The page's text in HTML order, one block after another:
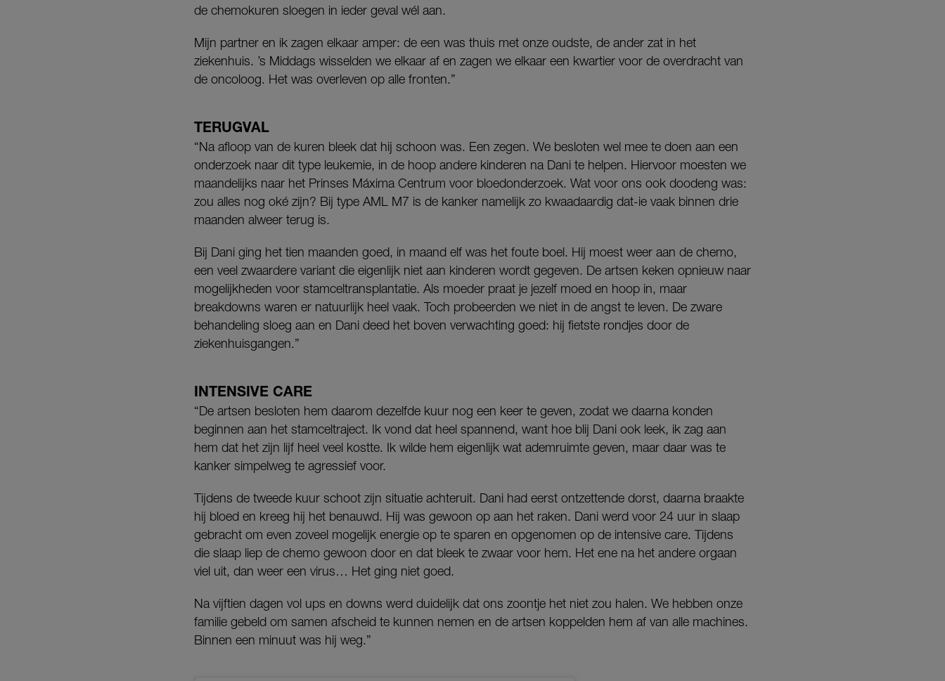
de chemokuren sloegen in ieder geval wél aan.
Mijn partner en ik zagen elkaar amper: de een was thuis met onze oudste, de ander zat in het
ziekenhuis. ’s Middags wisselden we elkaar af en zagen we elkaar een kwartier voor de overdracht van
de oncoloog. Het was overleven op alle fronten.”
TERUGVAL
“Na afloop van de kuren bleek dat hij schoon was. Een zegen. We besloten wel mee te doen aan een
onderzoek naar dit type leukemie, in de hoop andere kinderen na Dani te helpen. Hiervoor moesten we
maandelijks naar het Prinses Máxima Centrum voor bloedonderzoek. Wat voor ons ook doodeng was:
zou alles nog oké zijn? Bij type AML M7 is de kanker namelijk zo kwaadaardig dat-ie vaak binnen drie
maanden alweer terug is.
Bij Dani ging het tien maanden goed, in maand elf was het foute boel. Hij moest weer aan de chemo,
een veel zwaardere variant die eigenlijk niet aan kinderen wordt gegeven. De artsen keken opnieuw naar
mogelijkheden voor stamceltransplantatie. Als moeder praat je jezelf moed en hoop in, maar
breakdowns waren er natuurlijk heel vaak. Toch probeerden we niet in de angst te leven. De zware
behandeling sloeg aan en Dani deed het boven verwachting goed: hij fietste rondjes door de
ziekenhuisgangen.”
INTENSIVE CARE
“De artsen besloten hem daarom dezelfde kuur nog een keer te geven, zodat we daarna konden
beginnen aan het stamceltraject. Ik vond dat heel spannend, want hoe blij Dani ook leek, ik zag aan
hem dat het zijn lijf heel veel kostte. Ik wilde hem eigenlijk wat ademruimte geven, maar daar was te
kanker simpelweg te agressief voor.
Tijdens de tweede kuur schoot zijn situatie achteruit. Dani had eerst ontzettende dorst, daarna braakte
hij bloed en kreeg hij het benauwd. Hij was gewoon op aan het raken. Dani werd voor 24 uur in slaap
gebracht om even zoveel mogelijk energie op te sparen en opgenomen op de intensive care. Tijdens
die slaap liep de chemo gewoon door en dat bleek te zwaar voor hem. Het ene na het andere orgaan
viel uit, dan weer een virus… Het ging niet goed.
Na vijftien dagen vol ups en downs werd duidelijk dat ons zoontje het niet zou halen. We hebben onze
familie gebeld om samen afscheid te kunnen nemen en de artsen koppelden hem af van alle machines.
Binnen een minuut was hij weg.”